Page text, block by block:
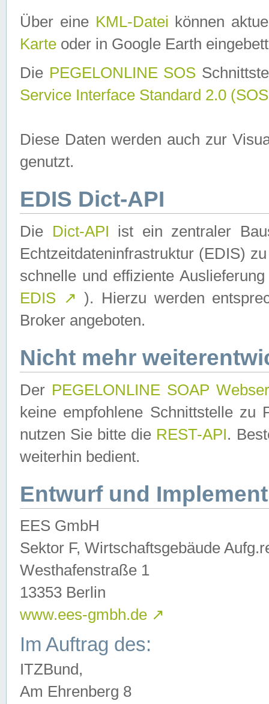
Über eine KML-Datei können
Karte oder in Google Earth
Die PEGELONLINE SOS
Service Interface Standard 2.0
Diese Daten werden auch zur
genutzt.
EDIS Dict-API
Die Dict-API ist ein zentraler
Echtzeitdateninfrastruktur (EDIS)
schnelle und effiziente
EDIS ↗ ). Hierzu werden
Broker angeboten.
Nicht mehr
Der PEGELONLINE SOAP
keine empfohlene Schnittstelle zu
nutzen Sie bitte die REST-API.
weiterhin bedient.
Entwurf und
EES GmbH
Sektor F, Wirtschaftsgebäude
Westhafenstraße 1
13353 Berlin
www.ees-gmbh.de ↗
Im Auftrag des:
ITZBund,
Am Ehrenberg 8